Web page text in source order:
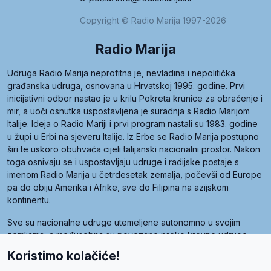
Copyright © Radio Marija 1997-2026
Radio Marija
Udruga Radio Marija neprofitna je, nevladina i nepolitička
građanska udruga, osnovana u Hrvatskoj 1995. godine. Prvi
inicijativni odbor nastao je u krilu Pokreta krunice za obraćenje i
mir, a uoči osnutka uspostavljena je suradnja s Radio Marijom
Italije. Ideja o Radio Mariji i prvi program nastali su 1983. godine
u župi u Erbi na sjeveru Italije. Iz Erbe se Radio Marija postupno
širi te uskoro obuhvaća cijeli talijanski nacionalni prostor. Nakon
toga osnivaju se i uspostavljaju udruge i radijske postaje s
imenom Radio Marija u četrdesetak zemalja, počevši od Europe
pa do obiju Amerika i Afrike, sve do Filipina na azijskom
kontinentu.
Sve su nacionalne udruge utemeljene autonomno u svojim
zemljama, a međusobna su povezane preko krovne udruge
Radio Maria). Svjetsku obitelj utemeljilo je sedam članica, među
Koristimo kolačiće!